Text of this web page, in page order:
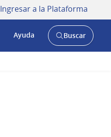
Ingresar a la Plataforma
Ayuda
AbrirBuscar